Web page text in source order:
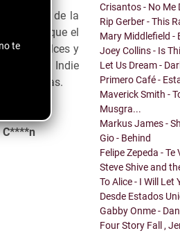
te
arpegio de la
hace que el
son dulces y
gusta el Indie
favoritas.
C****n
Crisantos - No Me
Rip Gerber - This
Mary Middlefield -
Joey Collins - Is
Let Us Dream -
Primero Café -
Maverick Smith -
Musgra...
Markus James -
Gio - Behind
Felipe Zepeda -
Steve Shive and
To Alice - I Will Let
Desde Estados
Gabby Onme -
Four Story Fall ,